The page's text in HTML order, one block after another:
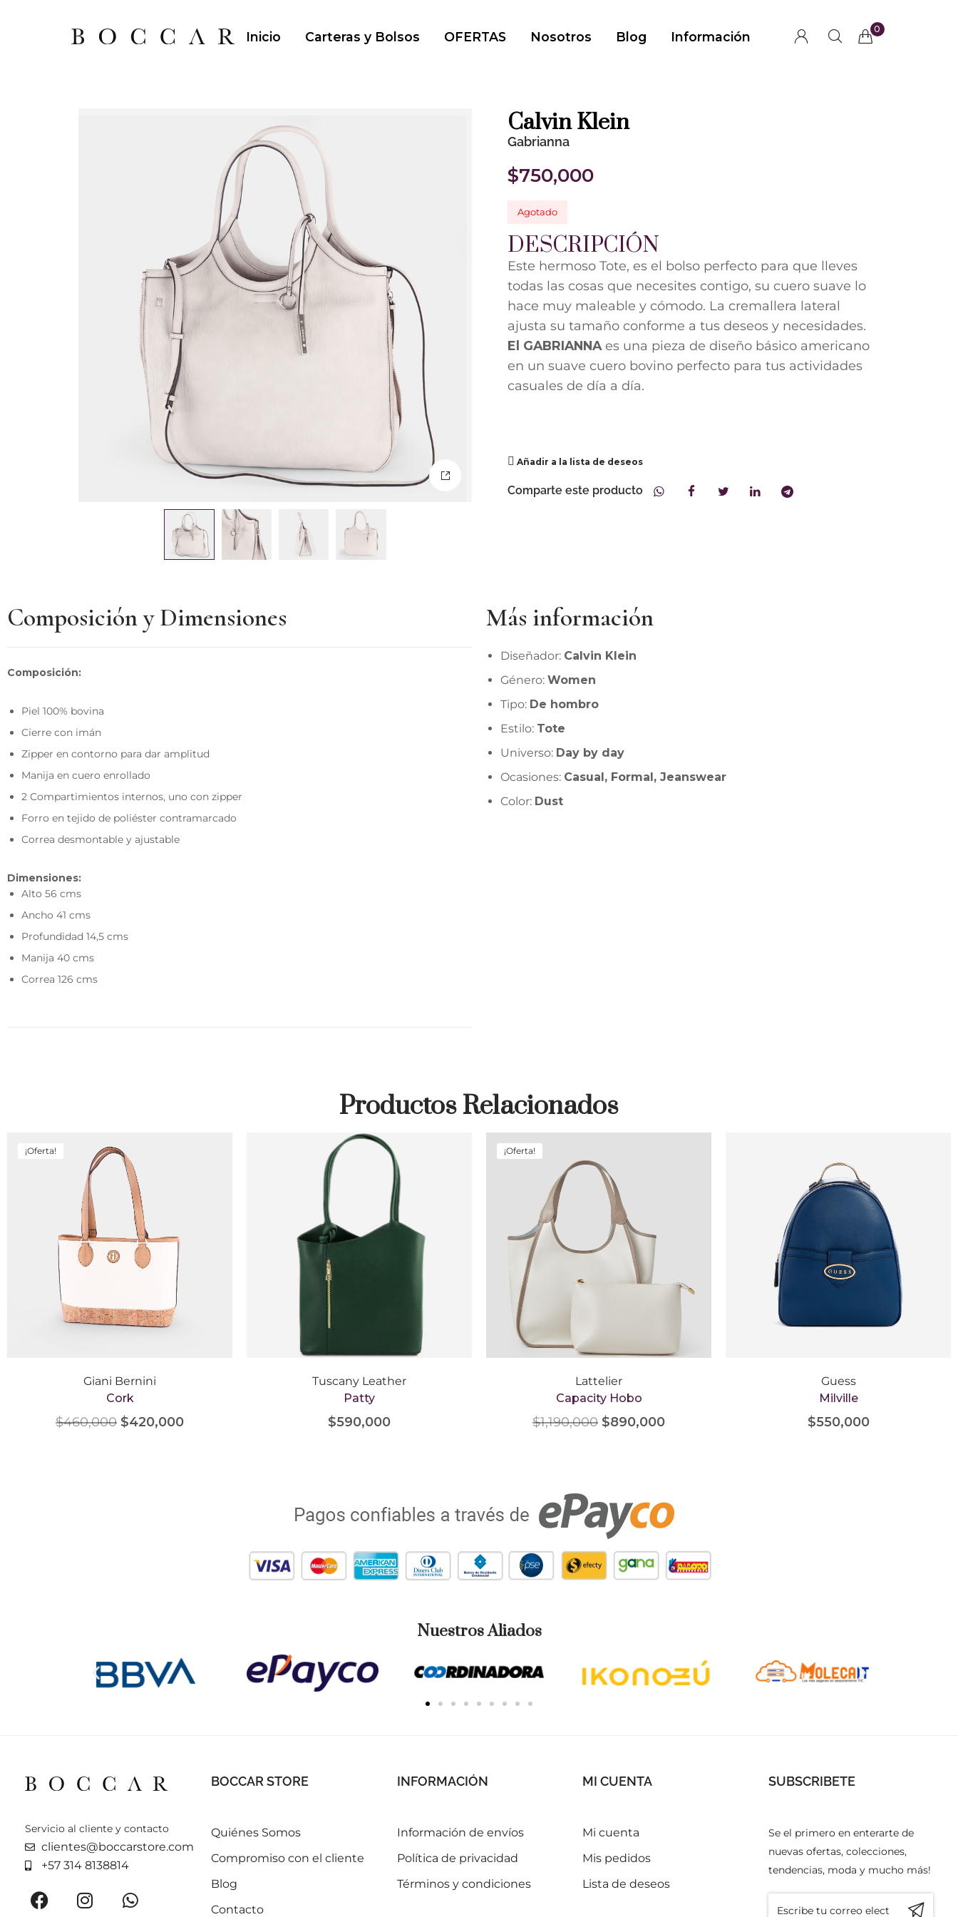
Inicio Carteras y Bolsos OFERTAS Nosotros Blog Información 0
Calvin Klein
Gabrianna
$750,000
Agotado
DESCRIPCIÓN
Este hermoso Tote, es el bolso perfecto para que lleves
todas las cosas que necesites contigo, su cuero suave lo
hace muy maleable y cómodo. La cremallera lateral
ajusta su tamaño conforme a tus deseos y necesidades.
El GABRIANNAes una pieza de diseño básico americano
en un suave cuero bovino perfecto para tus actividades
casuales de día a día.
Añadir a la lista de deseos
Comparte este producto
Composición y Dimensiones
Composición:
Piel 100% bovina
Cierre con imán
Zipper en contorno para dar amplitud
Manija en cuero enrollado
2 Compartimientos internos, uno con zipper
Forro en tejido de poliéster contramarcado
Correa desmontable y ajustable
Dimensiones:
Alto 56 cms
Ancho 41 cms
Profundidad 14,5 cms
Manija 40 cms
Correa 126 cms
Más información
Diseñador: Calvin Klein
Género: Women
Tipo: De hombro
Estilo: Tote
Universo: Day by day
Ocasiones: Casual, Formal, Jeanswear
Color: Dust
Productos Relacionados
¡Oferta!
Giani Bernini
Cork
$460,000 $420,000
Tuscany Leather
Patty
$590,000
¡Oferta!
Lattelier
Capacity Hobo
$1,190,000 $890,000
Guess
Milville
$550,000
Nuestros Aliados
Servicio al cliente y contacto
clientes@boccarstore.com
+57 314 8138814
BOCCAR STORE
Quiénes Somos
Compromiso con el cliente
Blog
Contacto
INFORMACIÓN
Información de envíos
Política de privacidad
Términos y condiciones
MI CUENTA
Mi cuenta
Mis pedidos
Lista de deseos
SUBSCRIBETE
Se el primero en enterarte de
nuevas ofertas, colecciones,
tendencias, moda y mucho más!